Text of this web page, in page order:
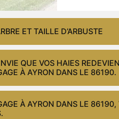
ET TAILLE D’ARBUSTE
QUE VOS HAIES
À AYRON DANS LE 86190.
À AYRON DANS LE